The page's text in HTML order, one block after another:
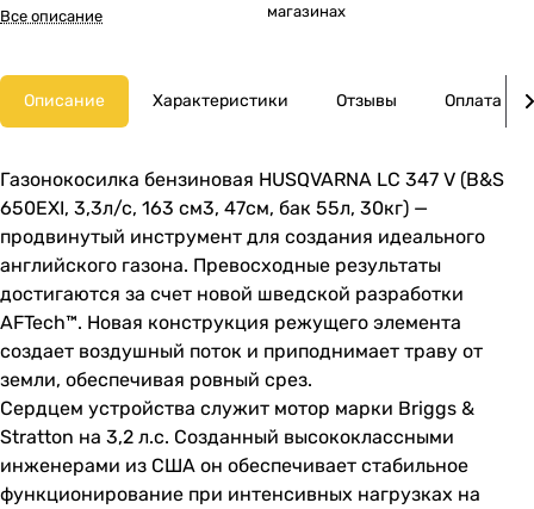
Все описание
магазинах
Описание Характеристики Отзывы Оплата
Газонокосилка бензиновая HUSQVARNA LC 347 V (B&S
650EXI, 3,3л/с, 163 см3, 47см, бак 55л, 30кг) —
продвинутый инструмент для создания идеального
английского газона. Превосходные результаты
достигаются за счет новой шведской разработки
AFTech™. Новая конструкция режущего элемента
создает воздушный поток и приподнимает траву от
земли, обеспечивая ровный срез.
Сердцем устройства служит мотор марки Briggs &
Stratton на 3,2 л.с. Созданный высококлассными
инженерами из США он обеспечивает стабильное
функционирование при интенсивных нагрузках на